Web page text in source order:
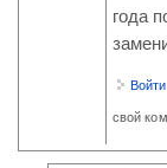
года
Войти
свой